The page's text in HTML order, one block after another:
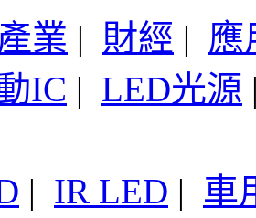
產業 | 財經 | 應
IC | LED光源
| IR LED | 車